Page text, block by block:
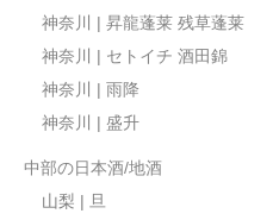
神奈川 | 昇龍蓬莱 残草蓬莱
神奈川 | セトイチ 酒田錦
神奈川 | 雨降
神奈川 | 盛升
中部の日本酒/地酒
山梨 | 旦